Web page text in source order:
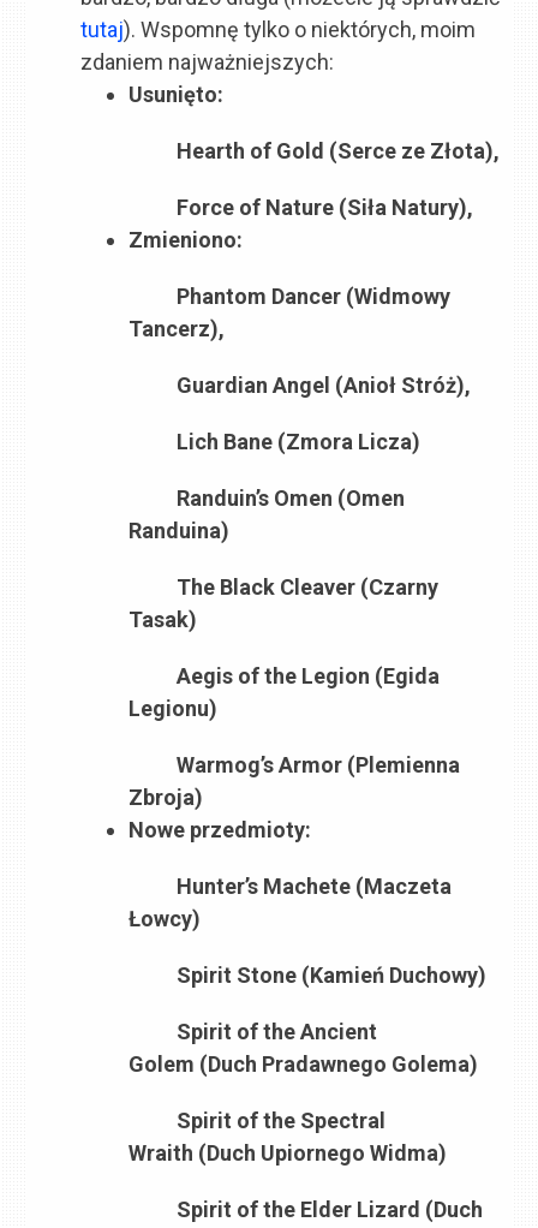
tutaj). Wspomnę tylko o niektórych, moim
zdaniem najważniejszych:
Usunięto:
Hearth of Gold (Serce ze Złota),
Force of Nature (Siła Natury),
Zmieniono:
Phantom Dancer (Widmowy
Tancerz),
Guardian Angel (Anioł Stróż),
Lich Bane (Zmora Licza)
Randuin’s Omen (Omen
Randuina)
The Black Cleaver (Czarny
Tasak)
Aegis of the Legion (Egida
Legionu)
Warmog’s Armor (Plemienna
Zbroja)
Nowe przedmioty:
Hunter’s Machete (Maczeta
Łowcy)
Spirit Stone (Kamień Duchowy)
Spirit of the Ancient
Golem (Duch Pradawnego Golema)
Spirit of the Spectral
Wraith (Duch Upiornego Widma)
Spirit of the Elder Lizard (Duch